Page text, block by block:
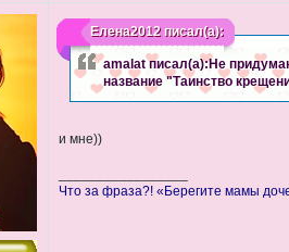
Елена2012писал(а):
amalat писал(а):Не
название "Таинство
и мне))
Что за фраза?! «Берегите мамы